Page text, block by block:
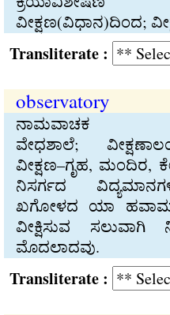
ವೀಕ್ಷಣ(ವಿಧಾನ)ದಿಂದ;
:
observatory
ನಾಮವಾಚಕ
ವೇಧಶಾಲೆ;
ವೀಕ್ಷಣ–ಗೃಹ, ಮಂದಿರ,
ನಿಸರ್ಗದ
ಖಗೋಳದ ಯಾ
ವೀಕ್ಷಿಸುವ ಸಲುವಾಗಿ
ಮೊದಲಾದವು.
: